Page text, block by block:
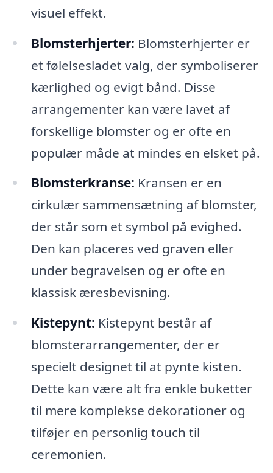
visuel effekt.
Blomsterhjerter: Blomsterhjerter er
et følelsesladet valg, der symboliserer
kærlighed og evigt bånd. Disse
arrangementer kan være lavet af
forskellige blomster og er ofte en
populær måde at mindes en elsket på.
Blomsterkranse: Kransen er en
cirkulær sammensætning af blomster,
der står som et symbol på evighed.
Den kan placeres ved graven eller
under begravelsen og er ofte en
klassisk æresbevisning.
Kistepynt: Kistepynt består af
blomsterarrangementer, der er
specielt designet til at pynte kisten.
Dette kan være alt fra enkle buketter
til mere komplekse dekorationer og
tilføjer en personlig touch til
ceremonien.